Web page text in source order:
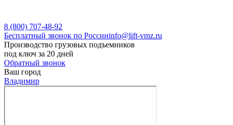
8 (800) 707-48-92
Бесплатный звонок по Россииinfo@lift-vmz.ru
Производство грузовых подъемников
под ключ за 20 дней
Обратный звонок
Ваш город
Владимир